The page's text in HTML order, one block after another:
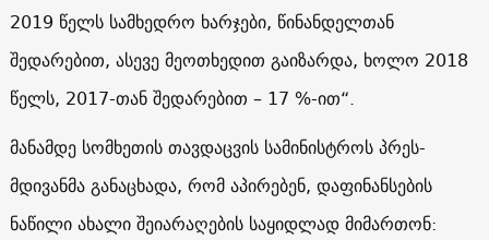
2019 წელს სამხედრო ხარჯები, წინანდელთან
შედარებით, ასევე მეოთხედით გაიზარდა, ხოლო 2018
წელს, 2017-თან შედარებით – 17 %-ით“.
მანამდე სომხეთის თავდაცვის სამინისტროს პრეს-
მდივანმა განაცხადა, რომ აპირებენ, დაფინანსების
ნაწილი ახალი შეიარაღების საყიდლად მიმართონ: